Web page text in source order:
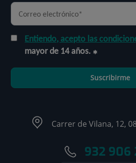
Entiendo, acepto las
mayor de 14 años.
Suscribirme
Carrer de Vilana, 12,
932 906